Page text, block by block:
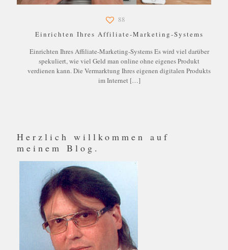
88
Einrichten Ihres Affiliate-Marketing-Systems
Einrichten Ihres Affiliate-Marketing-Systems Es wird viel darüber
spekuliert, wie viel Geld man online ohne eigenes Produkt
verdienen kann. Die Vermarktung Ihres eigenen digitalen Produkts
im Internet[…]
Herzlich willkommen auf
meinem Blog.